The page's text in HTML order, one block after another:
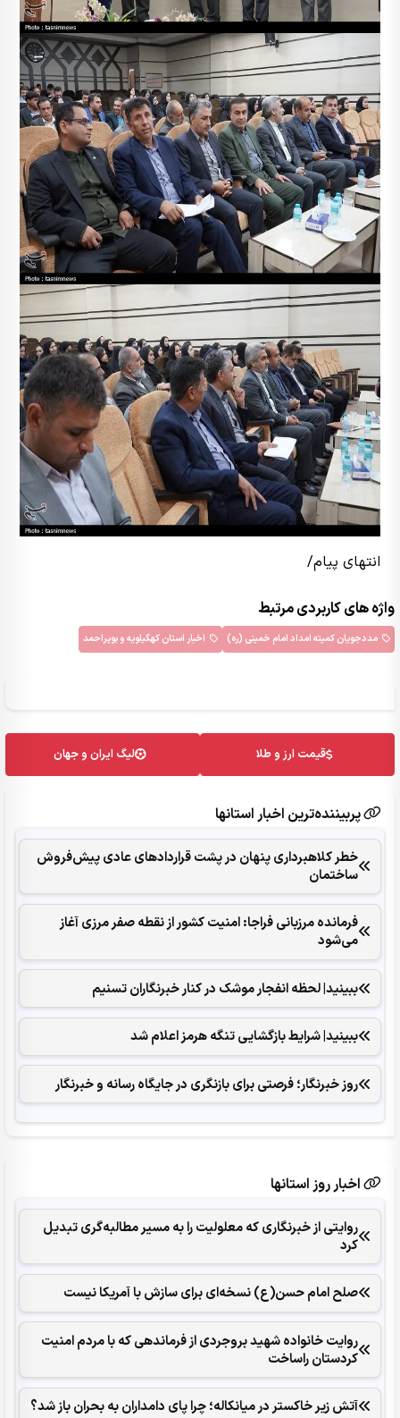
انتهای پیام/
واژه های کاربردی مرتبط
مددجویان کمیته امداد امام خمینی (ره) اخبار استان کهگیلویه و بویراحمد
قیمت ارز و طلا لیگ ایران و جهان
پربیننده‌ترین اخبار استانها
خطر کلاهبرداری پنهان در پشت قراردادهای عادی پیش‌فروش
ساختمان
فرمانده مرزبانی فراجا: امنیت کشور از نقطه صفر مرزی آغاز
می‌شود
ببینید| لحظه انفجار موشک‌ در کنار خبرنگاران تسنیم
ببینید| شرایط بازگشایی تنگه هرمز اعلام شد
روز خبرنگار؛ فرصتی برای بازنگری در جایگاه رسانه و خبرنگار
اخبار روز استانها
روایتی از خبرنگاری که معلولیت را به مسیر مطالبه‌گری تبدیل
کرد
صلح امام حسن(ع) نسخه‌ای برای سازش با آمریکا نیست
روایت خانواده شهید بروجردی از فرماندهی که با مردم امنیت
کردستان راساخت
آتش زیر خاکستر در میانکاله؛ چرا پای دامداران به بحران باز شد؟